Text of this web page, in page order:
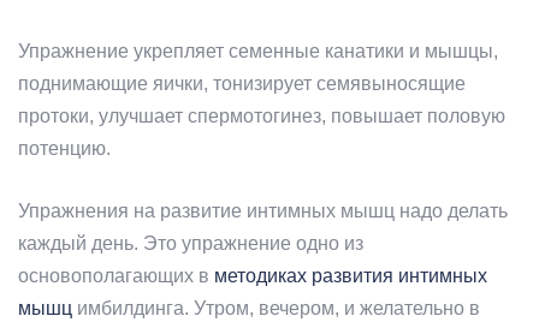
Упражнение укрепляет семенные канатики и мышцы,
поднимающие яички, тонизирует семявыносящие
протоки, улучшает спермотогинез, повышает половую
потенцию.
Упражнения на развитие интимных мышц надо делать
каждый день. Это упражнение одно из
основополагающих в методиках развития интимных
мышц имбилдинга. Утром, вечером, и желательно в